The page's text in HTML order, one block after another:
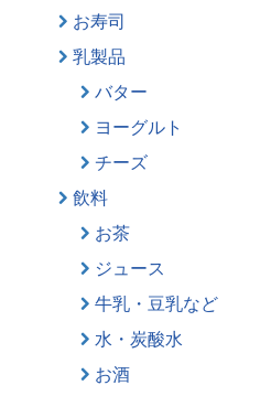
お寿司
乳製品
バター
ヨーグルト
チーズ
飲料
お茶
ジュース
牛乳・豆乳など
水・炭酸水
お酒